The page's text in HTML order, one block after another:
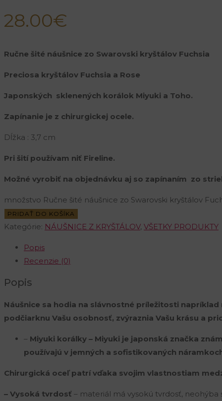
28.00€
Ručne šité náušnice zo Swarovski kryštálov Fuchsia
Preciosa kryštálov Fuchsia a Rose
Japonských sklenených korálok Miyuki a Toho.
Zapínanie je z chirurgickej ocele.
Dĺžka : 3,7 cm
Pri šití používam niť Fireline.
Možné vyrobiť na objednávku aj so zapínaním zo
množstvo Ručne šité náušnice zo Swarovski kryštálov
PRIDAŤ DO KOŠÍKA
Kategórie: NÁUŠNICE Z KRYŠTÁLOV, VŠETKY PRODUKTY
Popis
Recenzie (0)
Popis
Náušnice sa hodia na slávnostné príležitosti
podčiarknu Vašu osobnosť, zvýraznia Vašu krásu a
– Miyuki korálky – Miyuki je japonská značka
používajú v jemných a sofistikovaných
Chirurgická oceľ patrí vďaka svojim vlastnostiam
– Vysoká tvrdosť – materiál má vysokú tvrdosť, neohýba